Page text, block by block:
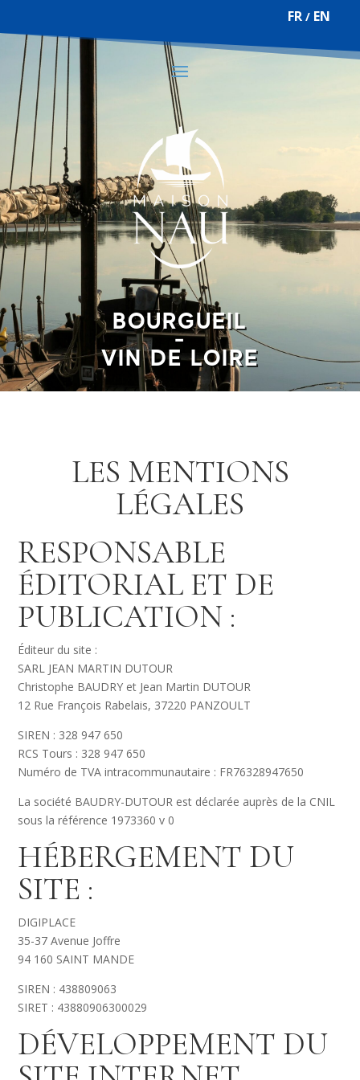
FR/EN
BOURGUEIL
-
VIN DE LOIRE
LES MENTIONS
LÉGALES
RESPONSABLE
ÉDITORIAL ET DE
PUBLICATION :
Éditeur du site :
SARL JEAN MARTIN DUTOUR
Christophe BAUDRY et Jean Martin DUTOUR
12 Rue François Rabelais, 37220 PANZOULT
SIREN : 328 947 650
RCS Tours : 328 947 650
Numéro de TVA intracommunautaire : FR76328947650
La société BAUDRY-DUTOUR est déclarée auprès de la CNIL
sous la référence 1973360 v 0
HÉBERGEMENT DU
SITE :
DIGIPLACE
35-37 Avenue Joffre
94 160 SAINT MANDE
SIREN : 438809063
SIRET : 43880906300029
DÉVELOPPEMENT DU